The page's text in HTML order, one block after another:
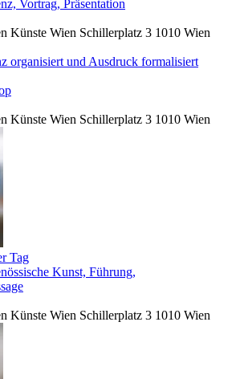
Vortrag, Präsentation
Künste Wien Schillerplatz 3 1010 Wien
organisiert und Ausdruck formalisiert
Künste Wien Schillerplatz 3 1010 Wien
Tag
Kunst, Führung,
Künste Wien Schillerplatz 3 1010 Wien